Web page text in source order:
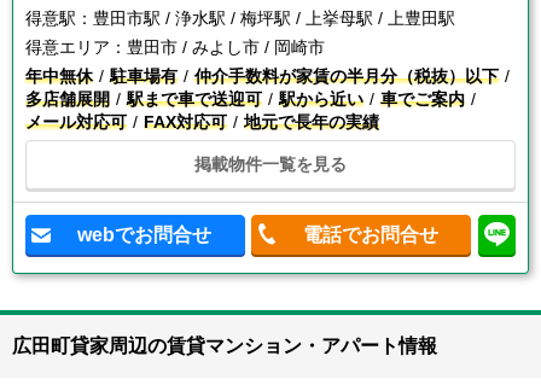
得意駅： 豊田市駅 / 浄水駅 / 梅坪駅 / 上挙母駅 / 上豊田駅
得意エリア： 豊田市 / みよし市 / 岡崎市
年中無休
駐車場有
仲介手数料が家賃の半月分（税抜）以下
多店舗展開
駅まで車で送迎可 駅から近い
車でご案内
メール対応可
FAX対応可 地元で長年の実績
掲載物件一覧を見る
webでお問合せ 電話でお問合せ
広田町貸家周辺の賃貸マンション・アパート情報